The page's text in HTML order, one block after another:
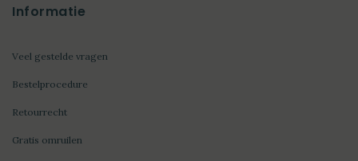
Informatie
Veel gestelde vragen
Bestelprocedure
Retourrecht
Gratis omruilen